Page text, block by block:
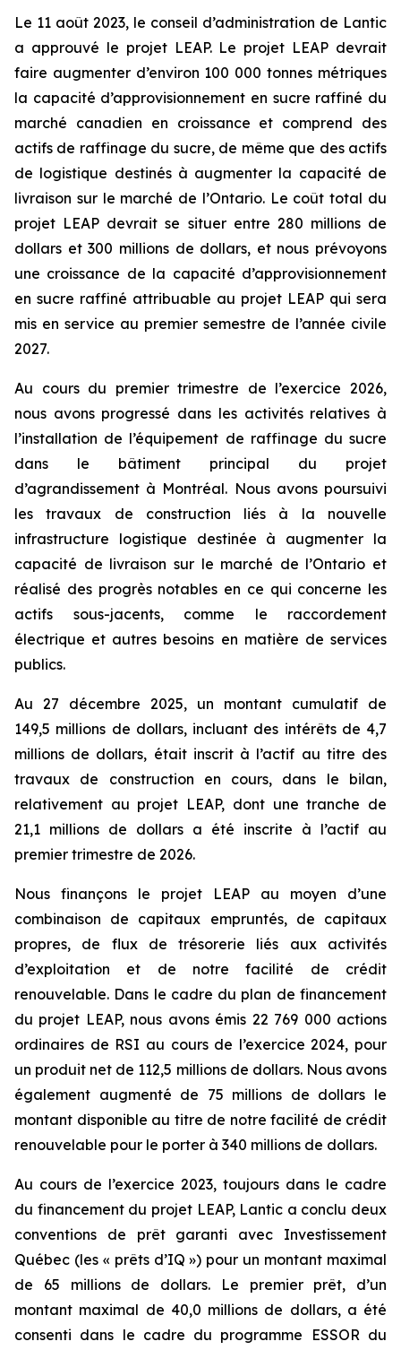
Le 11 août 2023, le conseil d’administration de Lantic
a approuvé le projet LEAP. Le projet LEAP devrait
faire augmenter d’environ 100 000 tonnes métriques
la capacité d’approvisionnement en sucre raffiné du
marché canadien en croissance et comprend des
actifs de raffinage du sucre, de même que des actifs
de logistique destinés à augmenter la capacité de
livraison sur le marché de l’Ontario. Le coût total du
projet LEAP devrait se situer entre 280 millions de
dollars et 300 millions de dollars, et nous prévoyons
une croissance de la capacité d’approvisionnement
en sucre raffiné attribuable au projet LEAP qui sera
mis en service au premier semestre de l’année civile
2027.
Au cours du premier trimestre de l’exercice 2026,
nous avons progressé dans les activités relatives à
l’installation de l’équipement de raffinage du sucre
dans le bâtiment principal du projet
d’agrandissement à Montréal. Nous avons poursuivi
les travaux de construction liés à la nouvelle
infrastructure logistique destinée à augmenter la
capacité de livraison sur le marché de l’Ontario et
réalisé des progrès notables en ce qui concerne les
actifs sous-jacents, comme le raccordement
électrique et autres besoins en matière de services
publics.
Au 27 décembre 2025, un montant cumulatif de
149,5 millions de dollars, incluant des intérêts de 4,7
millions de dollars, était inscrit à l’actif au titre des
travaux de construction en cours, dans le bilan,
relativement au projet LEAP, dont une tranche de
21,1 millions de dollars a été inscrite à l’actif au
premier trimestre de 2026.
Nous finançons le projet LEAP au moyen d’une
combinaison de capitaux empruntés, de capitaux
propres, de flux de trésorerie liés aux activités
d’exploitation et de notre facilité de crédit
renouvelable. Dans le cadre du plan de financement
du projet LEAP, nous avons émis 22 769 000 actions
ordinaires de RSI au cours de l’exercice 2024, pour
un produit net de 112,5 millions de dollars. Nous avons
également augmenté de 75 millions de dollars le
montant disponible au titre de notre facilité de crédit
renouvelable pour le porter à 340 millions de dollars.
Au cours de l’exercice 2023, toujours dans le cadre
du financement du projet LEAP, Lantic a conclu deux
conventions de prêt garanti avec Investissement
Québec (les « prêts d’IQ ») pour un montant maximal
de 65 millions de dollars. Le premier prêt, d’un
montant maximal de 40,0 millions de dollars, a été
consenti dans le cadre du programme ESSOR du